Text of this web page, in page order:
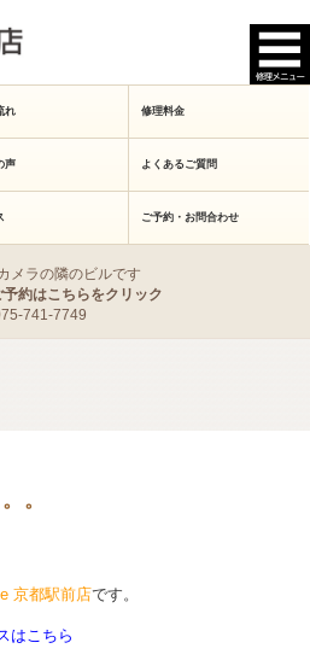
れ 修理料金
声 よくあるご質問
ご予約・お問合わせ
メラの隣のビルです
約はこちらをクリック
741-7749
。
京都駅前店です。
はこちら